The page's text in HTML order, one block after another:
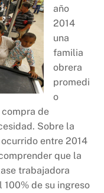
año
2014
una
familia
obrera
promedi
o
de
Sobre la
entre 2014
que la
trabajadora
de su ingreso